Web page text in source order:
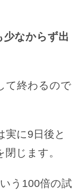
少なからず出
て終わるので
実に9日後と
じます。
う100倍の試